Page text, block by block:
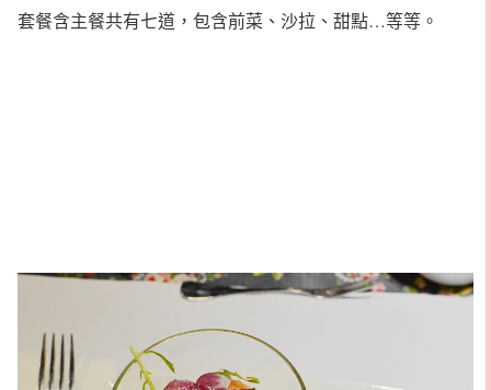
套餐含主餐共有七道，包含前菜、沙拉、甜點…等等。